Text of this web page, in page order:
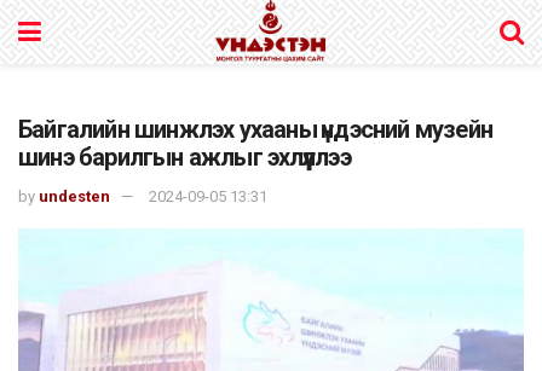
Байгалийн шинжлэх ухааны үндэсний музейн
шинэ барилгын ажлыг эхлүүллээ
by undesten 2024-09-05 13:31